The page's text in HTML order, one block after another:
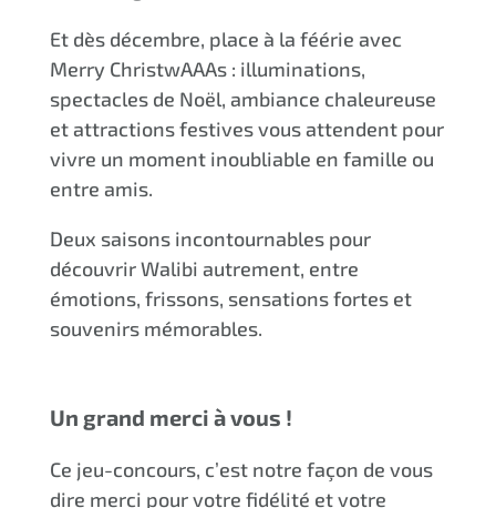
Et dès décembre, place à la féérie avec
Merry ChristwAAAs : illuminations,
spectacles de Noël, ambiance chaleureuse
et attractions festives vous attendent pour
vivre un moment inoubliable en famille ou
entre amis.
Deux saisons incontournables pour
découvrir Walibi autrement, entre
émotions, frissons, sensations fortes et
souvenirs mémorables.
Un grand merci à vous !
Ce jeu-concours, c’est notre façon de vous
dire merci pour votre fidélité et votre